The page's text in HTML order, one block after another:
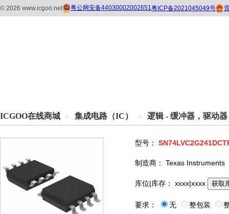
ICGOO在线商城 > 集成电路（IC） > 逻辑 - 缓冲器，驱动
型号：
制造商： Texas Instruments
库位|库存： xxxx|xxxx 获取
要求： 无 整包装